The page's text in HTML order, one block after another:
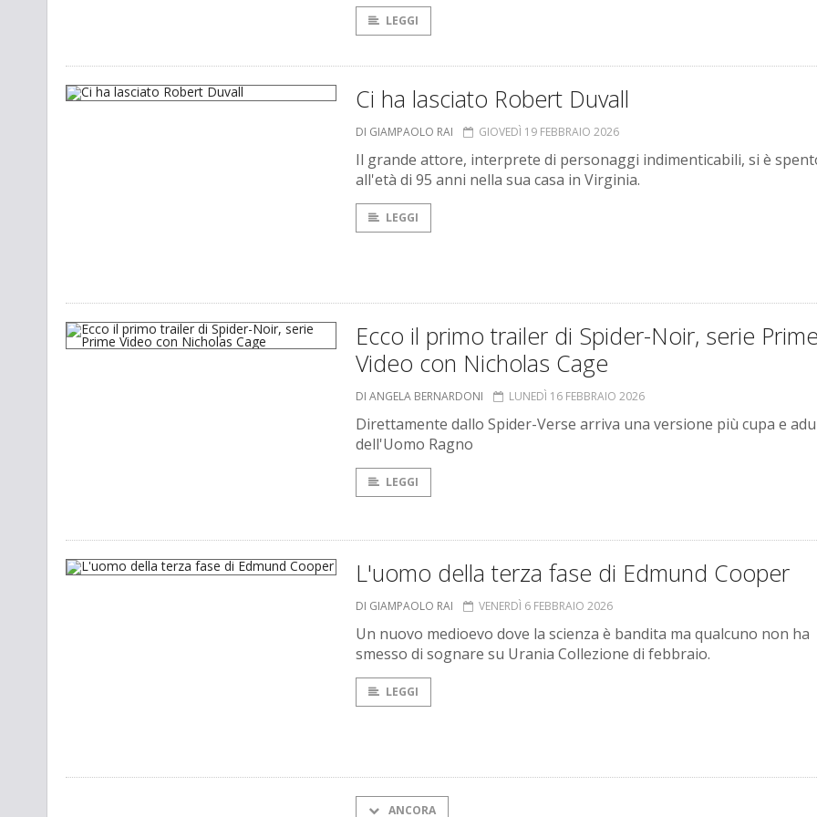
LEGGI
Ci ha lasciato Robert Duvall
DI GIAMPAOLO RAI GIOVEDÌ 19 FEBBRAIO 2026
Il grande attore, interprete di personaggi indimenticabili, si è
all'età di 95 anni nella sua casa in Virginia.
LEGGI
Ecco il primo trailer di Spider-Noir, serie
Video con Nicholas Cage
DI ANGELA BERNARDONI LUNEDÌ 16 FEBBRAIO 2026
Direttamente dallo Spider-Verse arriva una versione più cupa e
dell'Uomo Ragno
LEGGI
L'uomo della terza fase di Edmund Cooper
DI GIAMPAOLO RAI VENERDÌ 6 FEBBRAIO 2026
Un nuovo medioevo dove la scienza è bandita ma qualcuno non ha
smesso di sognare su Urania Collezione di febbraio.
LEGGI
ANCORA